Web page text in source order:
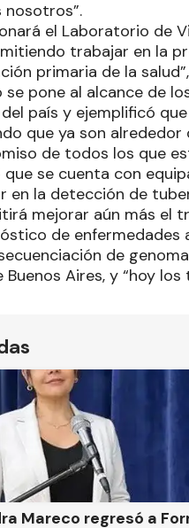
el Laboratorio de
trabajar en la
primaria de la
se pone al alcance de
país y ejemplificó
que ya son alrededor
de todos los que
que se cuenta con
en la detección de
mejorar aún más el
de
de
Buenos Aires, y “hoy
Mareco regresó a